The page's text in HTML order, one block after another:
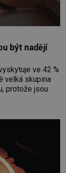
být nadějí
ve 42 %
velká skupina
protože jsou